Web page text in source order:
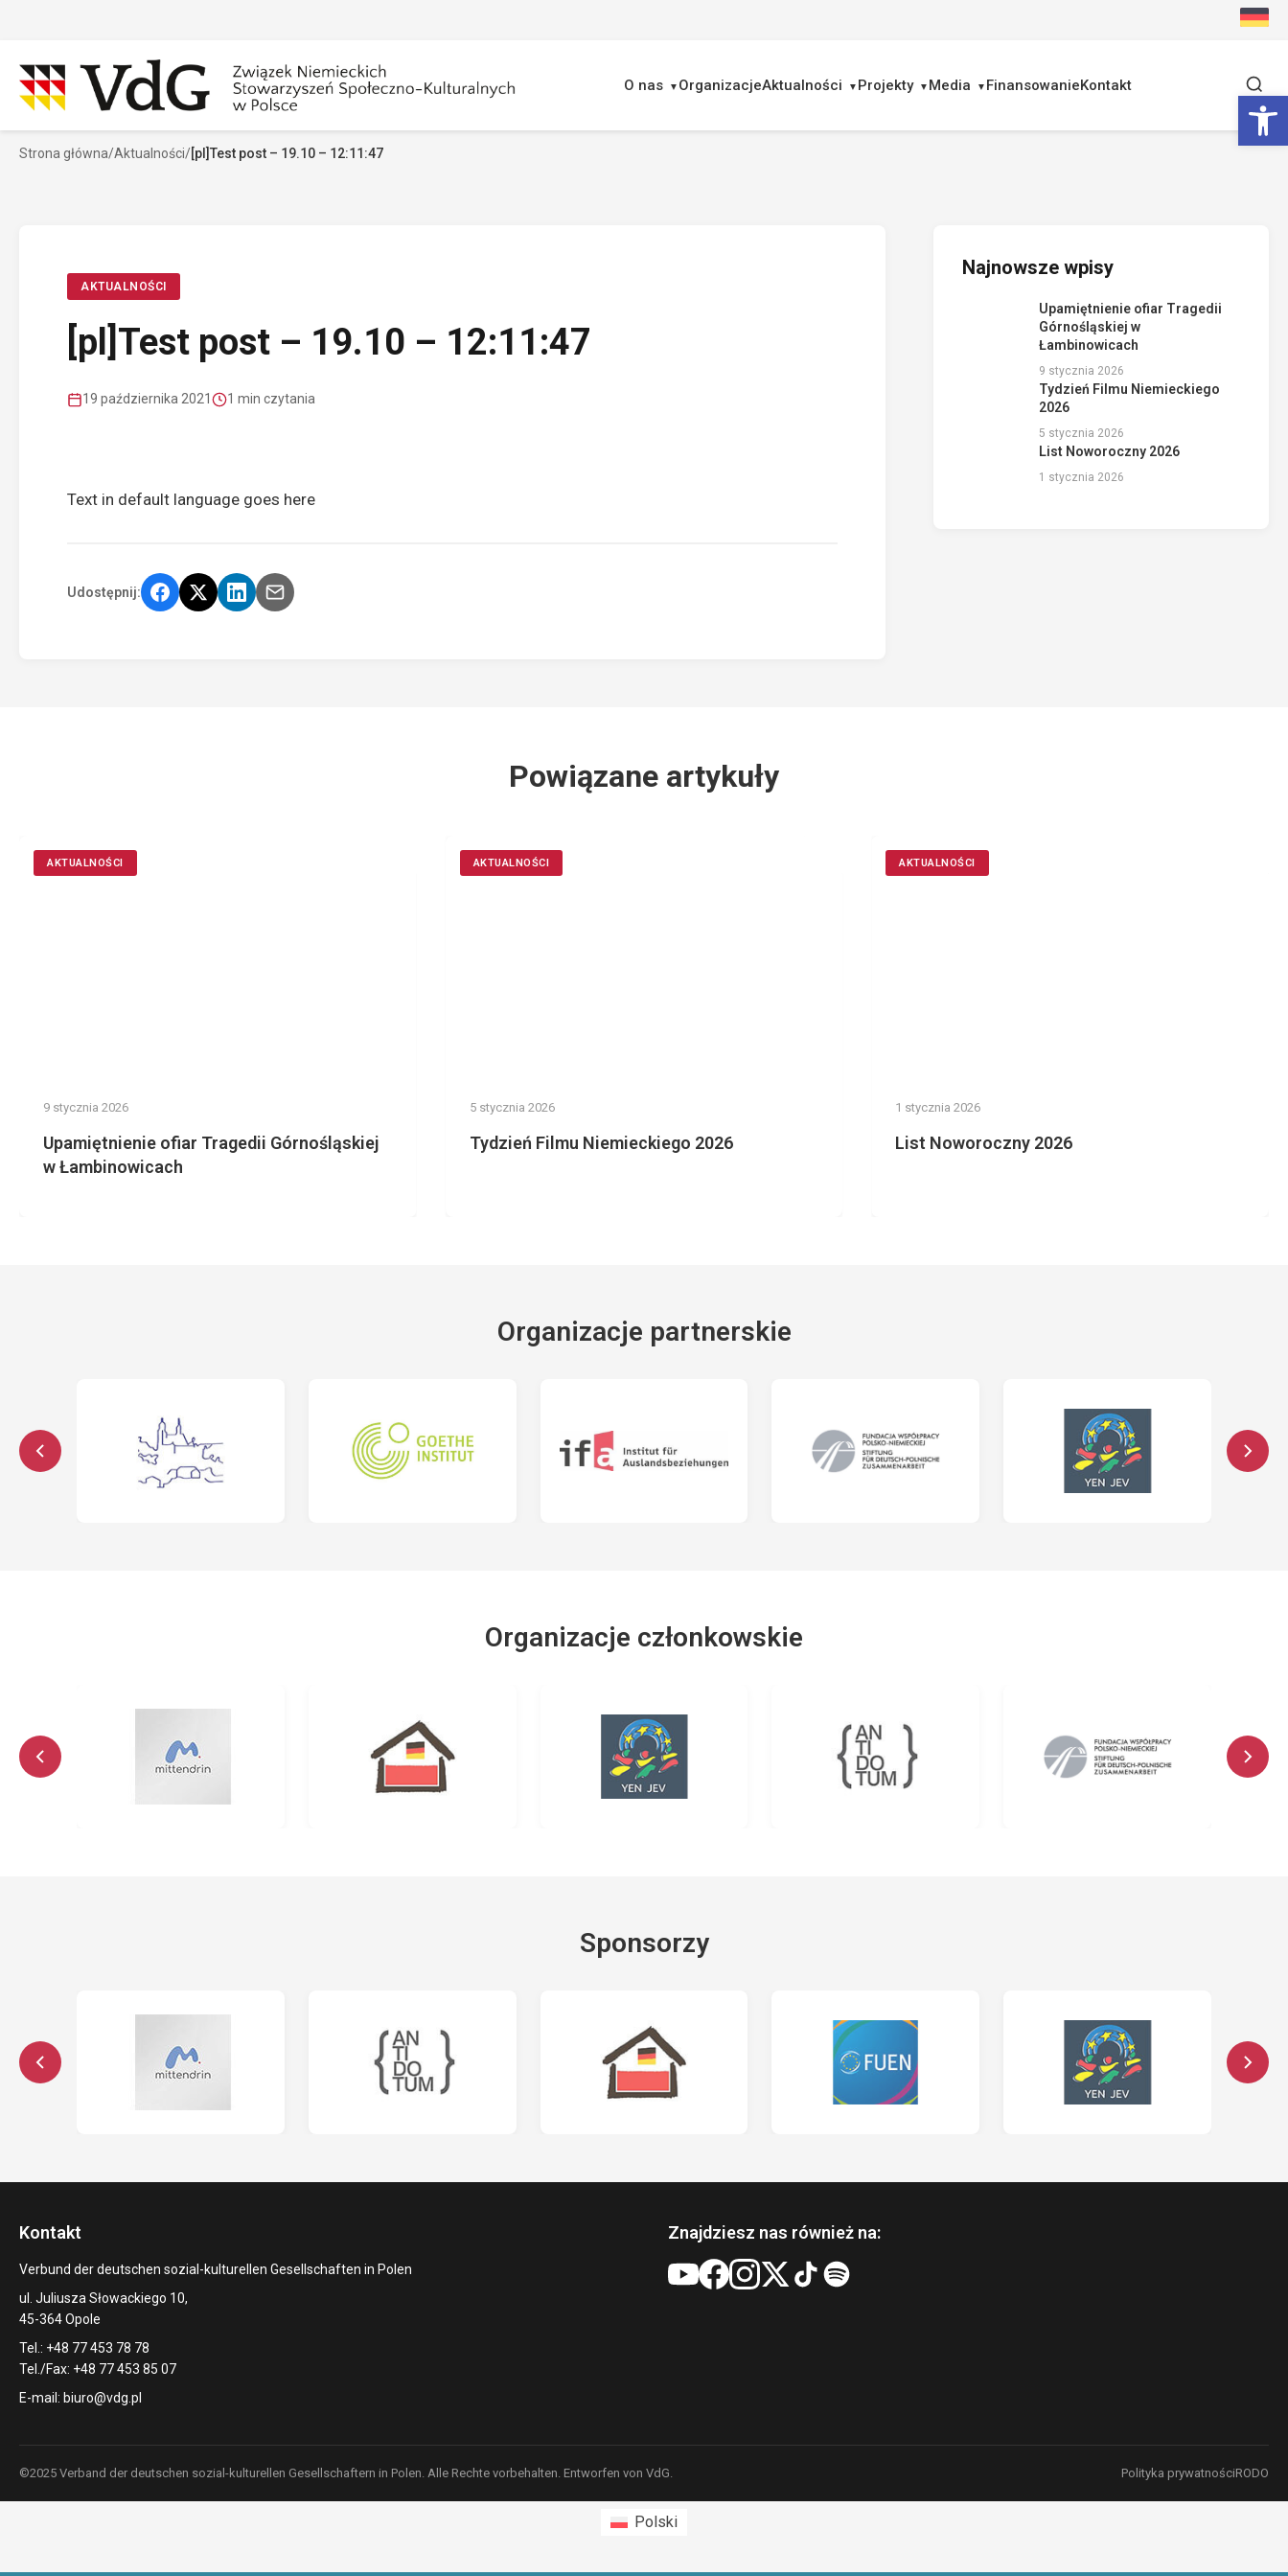
O nas OrganizacjeAktualności Projekty Media FinansowanieKontakt
Szukaj
Strona główna/Aktualności/[pl]Test post – 19.10 – 12:11:47
AKTUALNOŚCI
[pl]Test post – 19.10 – 12:11:47
19 października 2021 1 min czytania
Text in default language goes here
Udostępnij:
Najnowsze wpisy
Upamiętnienie ofiar Tragedii
Górnośląskiej w
Łambinowicach
9 stycznia 2026
Tydzień Filmu Niemieckiego
2026
5 stycznia 2026
List Noworoczny 2026
1 stycznia 2026
Powiązane artykuły
AKTUALNOŚCI
9 stycznia 2026
Upamiętnienie ofiar Tragedii Górnośląskiej
w Łambinowicach
AKTUALNOŚCI
5 stycznia 2026
Tydzień Filmu Niemieckiego 2026
AKTUALNOŚCI
1 stycznia 2026
List Noworoczny 2026
Organizacje partnerskie
Organizacje członkowskie
Sponsorzy
Kontakt
Verbund der deutschen sozial-kulturellen Gesellschaften in Polen
ul. Juliusza Słowackiego 10,
45-364 Opole
Tel.: +48 77 453 78 78
Tel./Fax: +48 77 453 85 07
E-mail: biuro@vdg.pl
Znajdziesz nas również na:
©2025 Verband der deutschen sozial-kulturellen Gesellschaftern in Polen. Alle Rechte vorbehalten. Entworfen von VdG. Polityka prywatnościRODO
Polski